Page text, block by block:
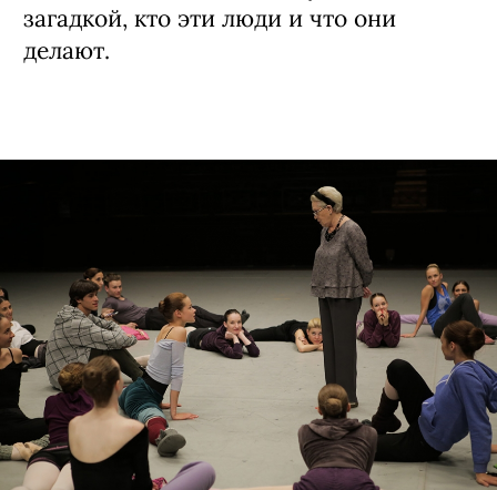
артиста и ползать на коленях
приходится, если ты предлагаешь
роль от плохой. Как и положено
серьезному профессионалу, она пошла
в Вагановскую академию —
подсматривать за педагогами. Ведь они
по-другому ходят, у них своя манера
говорить, ругать и хвалить. Когда мы
начали снимать, для нее уже не было
загадкой, кто эти люди и что они
делают.